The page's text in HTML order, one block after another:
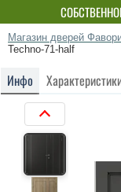
Магазин дверей
Techno-71-half
Инфо